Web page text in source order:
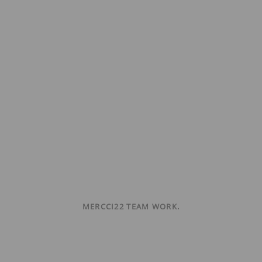
MERCCI22 TEAM WORK.